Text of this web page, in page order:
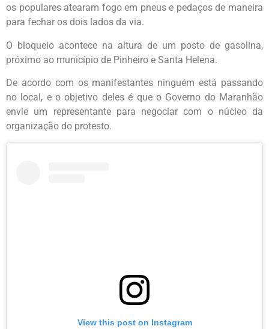
os populares atearam fogo em pneus e pedaços de maneira
para fechar os dois lados da via.
O bloqueio acontece na altura de um posto de gasolina,
próximo ao município de Pinheiro e Santa Helena.
De acordo com os manifestantes ninguém está passando
no local, e o objetivo deles é que o Governo do Maranhão
envie um representante para negociar com o núcleo da
organização do protesto.
View this post on Instagram